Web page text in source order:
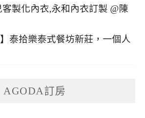
泰拾樂泰式餐坊新莊，一個人
AGODA訂房